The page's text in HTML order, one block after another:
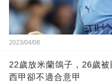
2023/04/08
22歲放米蘭鴿子，26歲
西甲卻不適合意甲